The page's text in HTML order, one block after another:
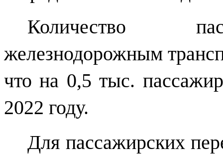
Количество
железнодорожным
что на 0,5 тыс.
2022 году.
Для пассажирских